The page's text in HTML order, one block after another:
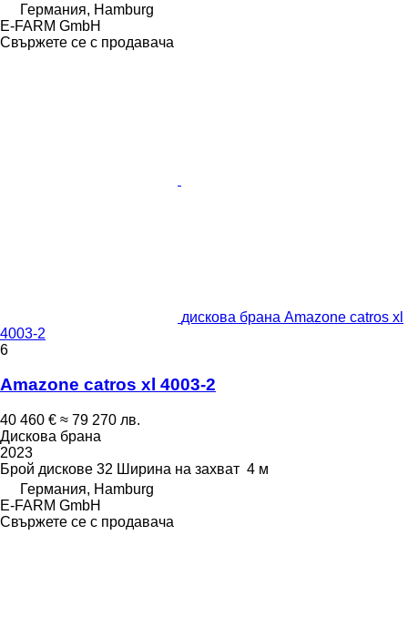
Германия, Hamburg
E-FARM GmbH
Свържете се с продавача
дискова брана Amazone catros xl
4003-2
6
Amazone catros xl 4003-2
40 460 € ≈ 79 270 лв.
Дискова брана
2023
Брой дискове 32 Ширина на захват 4 м
Германия, Hamburg
E-FARM GmbH
Свържете се с продавача